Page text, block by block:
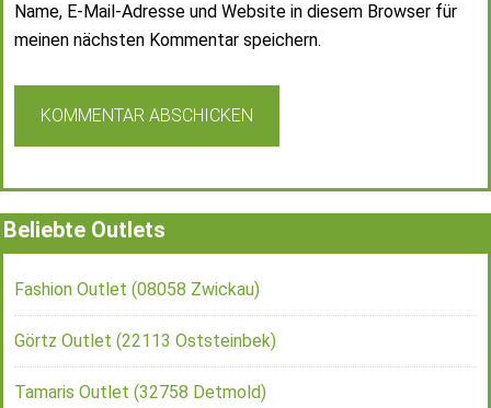
Name, E-Mail-Adresse und Website in diesem Browser für
meinen nächsten Kommentar speichern.
Beliebte Outlets
Fashion Outlet (08058 Zwickau)
Görtz Outlet (22113 Oststeinbek)
Tamaris Outlet (32758 Detmold)